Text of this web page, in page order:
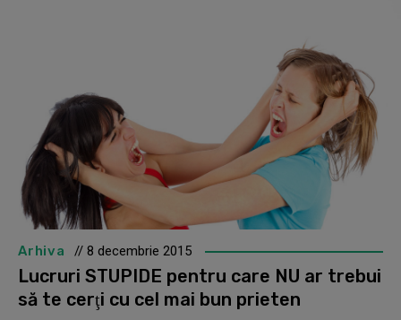
Arhiva // 8 decembrie 2015
Lucruri STUPIDE pentru care NU ar trebui
să te cerţi cu cel mai bun prieten